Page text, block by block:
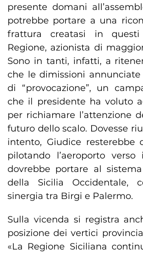
presente domani
potrebbe portare a una
frattura creatasi in
Regione, azionista di
Sono in tanti, infatti, a
che le dimissioni
di “provocazione”, un
che il presidente ha voluto
per richiamare l’attenzione
futuro dello scalo. Dovesse
intento, Giudice resterebbe
pilotando l’aeroporto
dovrebbe portare al
della Sicilia Occidentale,
sinergia tra Birgi e Palermo.
Sulla vicenda si registra
posizione dei vertici
«La Regione Siciliana